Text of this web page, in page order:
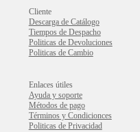
Cliente
Descarga de Catálogo
Tiempos de Despacho
Politicas de Devoluciones
Politicas de Cambio
Enlaces útiles
Ayuda y soporte
Métodos de pago
Términos y Condicionces
Politicas de Privacidad